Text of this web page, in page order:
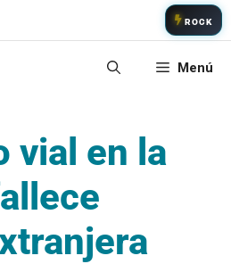
ROCK
Menú
vial en la